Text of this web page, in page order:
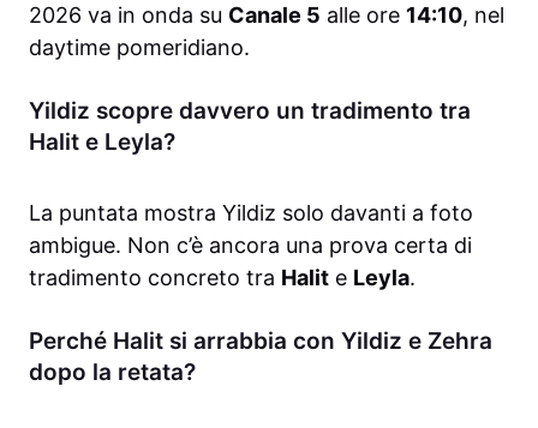
2026 va in onda su Canale 5 alle ore 14:10, nel
daytime pomeridiano.
Yildiz scopre davvero un tradimento tra
Halit e Leyla?
La puntata mostra Yildiz solo davanti a foto
ambigue. Non c’è ancora una prova certa di
tradimento concreto tra Halit e Leyla.
Perché Halit si arrabbia con Yildiz e Zehra
dopo la retata?